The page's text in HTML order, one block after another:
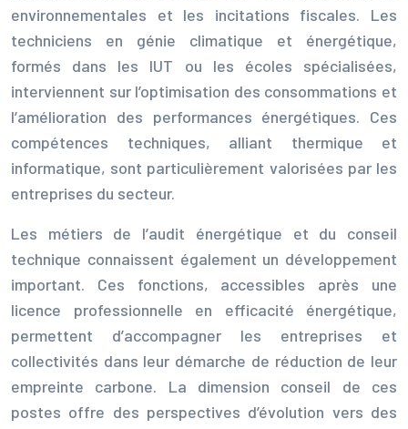
environnementales et les incitations fiscales. Les
techniciens en génie climatique et énergétique,
formés dans les IUT ou les écoles spécialisées,
interviennent sur l’optimisation des consommations et
l’amélioration des performances énergétiques. Ces
compétences techniques, alliant thermique et
informatique, sont particulièrement valorisées par les
entreprises du secteur.
Les métiers de l’audit énergétique et du conseil
technique connaissent également un développement
important. Ces fonctions, accessibles après une
licence professionnelle en efficacité énergétique,
permettent d’accompagner les entreprises et
collectivités dans leur démarche de réduction de leur
empreinte carbone. La dimension conseil de ces
postes offre des perspectives d’évolution vers des